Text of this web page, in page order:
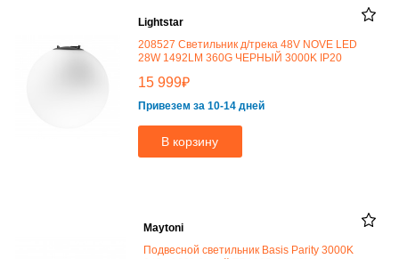
Lightstar
208527 Светильник д/трека 48V NOVE LED
28W 1492LM 360G ЧЕРНЫЙ 3000K IP20
15 999₽
Привезем за 10-14 дней
В корзину
Maytoni
Подвесной светильник Basis Parity 3000K